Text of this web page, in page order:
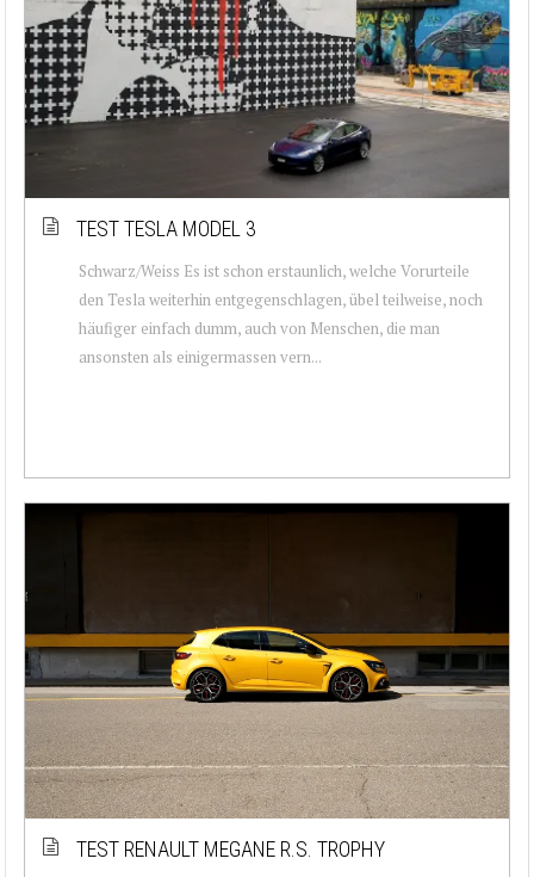
TEST TESLA MODEL 3
Schwarz/Weiss Es ist schon erstaunlich, welche Vorurteile
den Tesla weiterhin entgegenschlagen, übel teilweise, noch
häufiger einfach dumm, auch von Menschen, die man
ansonsten als einigermassen vern...
TEST RENAULT MEGANE R.S. TROPHY